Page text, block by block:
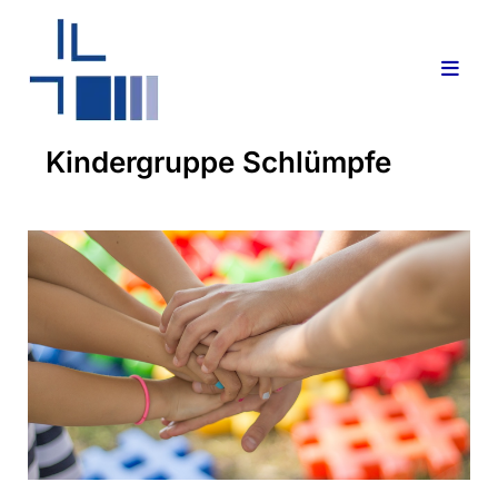
Kindergruppe Schlümpfe